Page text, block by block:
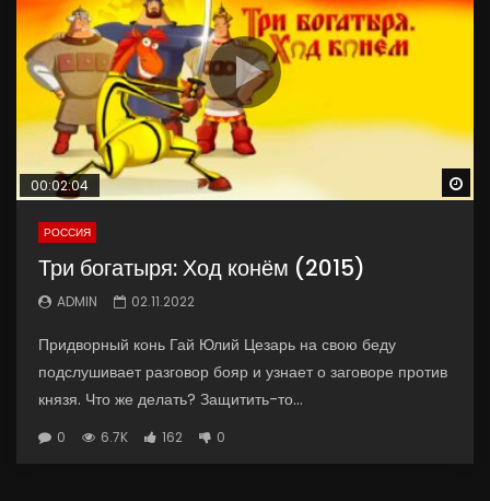
00:02:04
РОССИЯ
Три богатыря: Ход конём (2015)
ADMIN 02.11.2022
Придворный конь Гай Юлий Цезарь на свою беду
подслушивает разговор бояр и узнает о заговоре против
князя. Что же делать? Защитить-то...
0 6.7K 162 0